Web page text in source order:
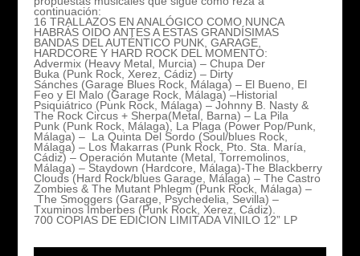
continuación:
16 TRALLAZOS EN ANALÓGICO COMO NUNCA
HABRÁS OIDO ANTES A ESTAS GRANDÍSIMAS
BANDAS DEL AUTÉNTICO PUNK, GARAGE,
HARDCORE Y HARD ROCK DEL MOMENTO:
Advermix (Heavy Metal, Murcia) –Chupa Der
Buka (Punk Rock, Xerez, Cádiz) – Dirty
Sánches (Garage Blues Rock, Málaga) – El Bueno, El
Feo y El Malo (Garage Rock, Málaga) –Historial
Psiquiátrico (Punk Rock, Málaga) –Johnny B. Nasty &
The Rock Circus + Sherpa(Metal, Barna) –
La Pila
Punk (Punk Rock, Málaga), La Plaga (Power Pop/Punk,
Málaga) –
La Quinta Del Sordo (Soul/blues Rock,
Málaga) –
Los Makarras (Punk Rock, Pto. Sta. María,
Cádiz) –Operación Mutante (Metal, Torremolinos,
Málaga) – Staydown (Hardcore, Málaga)-The Blackberry
Clouds (Hard Rock/blues Garage, Málaga) –The Castro
Zombies & The Mutant Phlegm (Punk Rock, Málaga) –
The Smoggers (Garage, Psychedelia, Sevilla) –
Txuminos Imberbes (Punk Rock, Xerez, Cádiz).
700 COPIAS DE EDICION LIMITADA VINILO 12” LP